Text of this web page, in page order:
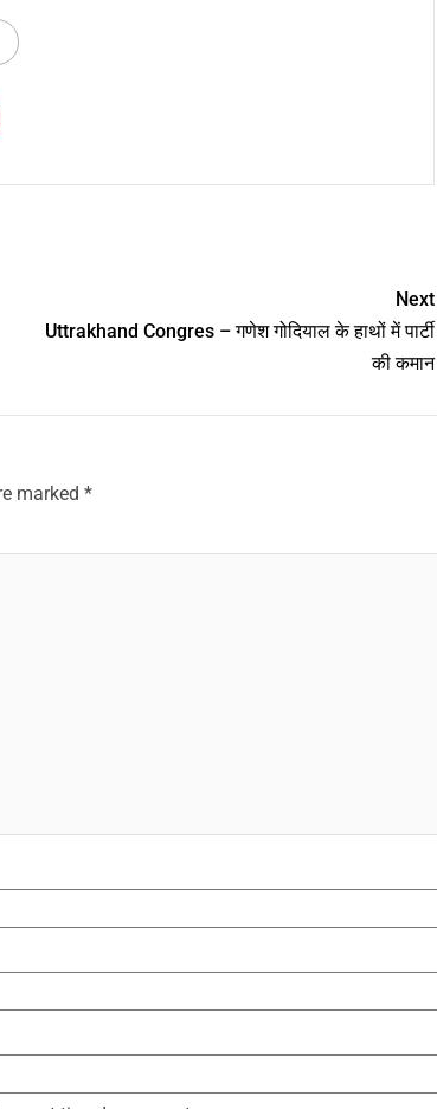
Next
Uttrakhand Congres – गणेश गोदियाल के हाथों में पार्टी
की कमान
marked *